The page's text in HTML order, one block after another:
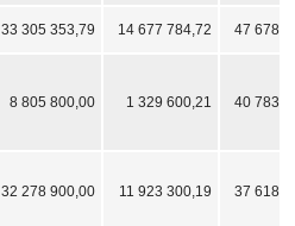
33 305 353,79 14 677 784,72 47 678
8 805 800,00 1 329 600,21 40 783
32 278 900,00 11 923 300,19 37 618